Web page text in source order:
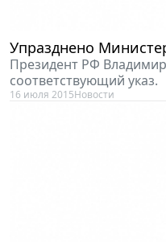
Упразднено
Президент РФ
соответствующий указ.
16 июля 2015Новости